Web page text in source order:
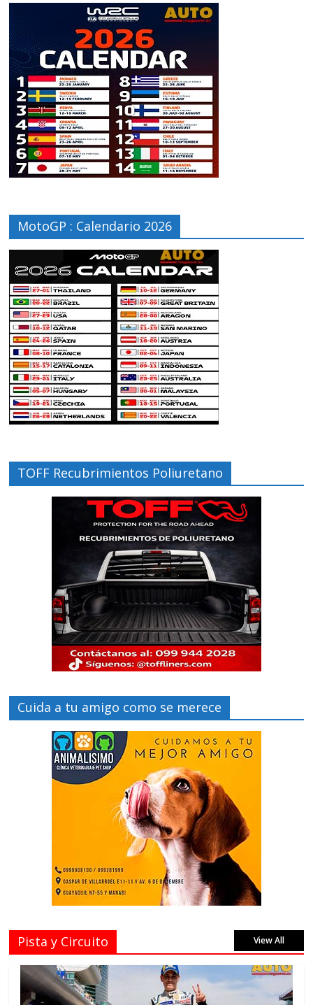
MotoGP : Calendario 2026
TOFF Recubrimientos Poliuretano
Cuida a tu amigo como se merece
Pista y Circuito View All